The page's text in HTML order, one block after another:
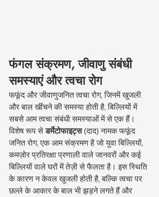
फंगल संक्रमण, जीवाणु संबंधी
समस्याएं और त्वचा रोग
फफूंद और जीवाणुजनित त्वचा रोग, जिनमें खुजली
और बाल खींचने की समस्या होती है, बिल्लियों में
सबसे आम त्वचा संबंधी समस्याओं में से एक हैं।
विशेष रूप से डर्मेटोफाइट्स (दाद) नामक फफूंद
जनित रोग, एक आम संक्रमण है जो युवा बिल्लियों,
कमज़ोर प्रतिरक्षा प्रणाली वाले जानवरों और कई
बिल्लियों वाले घरों में तेज़ी से फैलता है। इस स्थिति
के कारण न केवल खुजली होती है, बल्कि त्वचा पर
छल्ले के आकार के बाल भी झड़ने लगते हैं और